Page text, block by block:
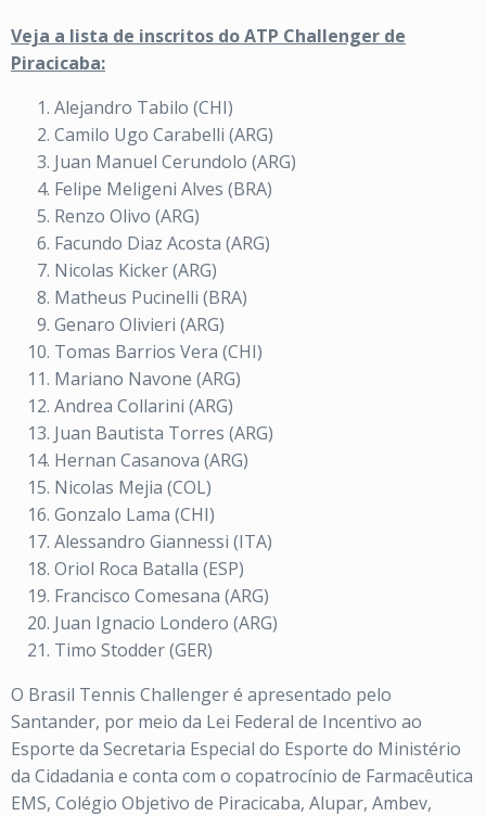
Veja a lista de inscritos do ATP Challenger de
Piracicaba:
Alejandro Tabilo (CHI)
Camilo Ugo Carabelli (ARG)
Juan Manuel Cerundolo (ARG)
Felipe Meligeni Alves (BRA)
Renzo Olivo (ARG)
Facundo Diaz Acosta (ARG)
Nicolas Kicker (ARG)
Matheus Pucinelli (BRA)
Genaro Olivieri (ARG)
Tomas Barrios Vera (CHI)
Mariano Navone (ARG)
Andrea Collarini (ARG)
Juan Bautista Torres (ARG)
Hernan Casanova (ARG)
Nicolas Mejia (COL)
Gonzalo Lama (CHI)
Alessandro Giannessi (ITA)
Oriol Roca Batalla (ESP)
Francisco Comesana (ARG)
Juan Ignacio Londero (ARG)
Timo Stodder (GER)
O Brasil Tennis Challenger é apresentado pelo
Santander, por meio da Lei Federal de Incentivo ao
Esporte da Secretaria Especial do Esporte do Ministério
da Cidadania e conta com o copatrocínio de Farmacêutica
EMS, Colégio Objetivo de Piracicaba, Alupar, Ambev,